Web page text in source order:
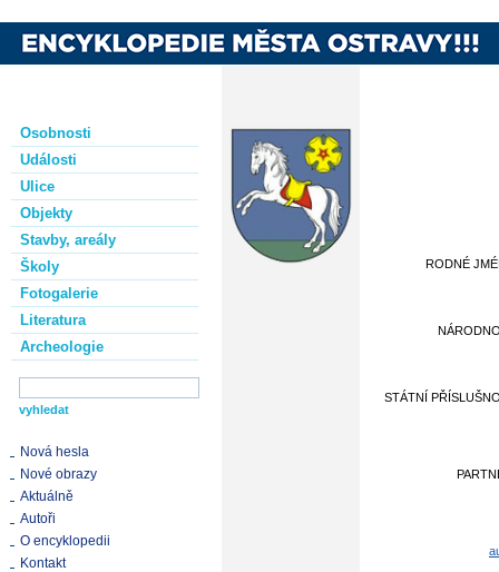
Osobnosti
Události
Ulice
Objekty
Stavby, areály
Školy
Fotogalerie
Literatura
Archeologie
Nová hesla
Nové obrazy
Aktuálně
Autoři
O encyklopedii
Kontakt
RODNÉ
STÁTNÍ